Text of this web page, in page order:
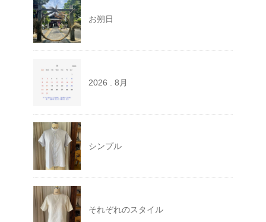
お朔日
2026 . 8月
シンプル
それぞれのスタイル